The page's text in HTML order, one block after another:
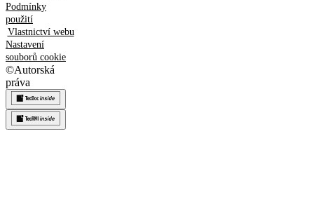
Podmínky
použití
Vlastnictví webu
Nastavení
souborů cookie
©Autorská
práva